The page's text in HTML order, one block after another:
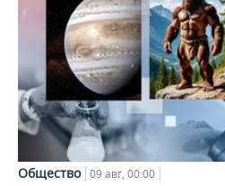
Общество 09 авг, 00:00